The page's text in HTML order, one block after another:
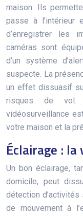
maison. Ils
passe à l’intérieur
d’enregistrer les
caméras sont
d’un système
suspecte. La
un effet dissuasif
risques de vol.
vidéosurveillance
votre maison et la
Éclairage :
Un bon éclairage,
domicile, peut
détection
de mouvement à